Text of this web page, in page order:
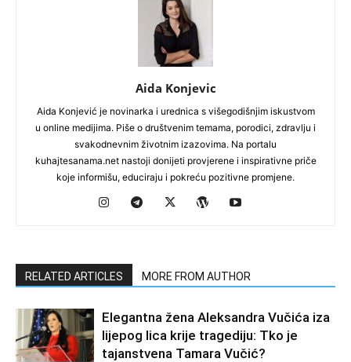
Aida Konjevic
Aida Konjević je novinarka i urednica s višegodišnjim iskustvom
u online medijima. Piše o društvenim temama, porodici, zdravlju i
svakodnevnim životnim izazovima. Na portalu
kuhajtesanama.net nastoji donijeti provjerene i inspirativne priče
koje informišu, educiraju i pokreću pozitivne promjene.
RELATED ARTICLES MORE FROM AUTHOR
Elegantna žena Aleksandra Vučića iza
lijepog lica krije tragediju: Tko je
tajanstvena Tamara Vučić?